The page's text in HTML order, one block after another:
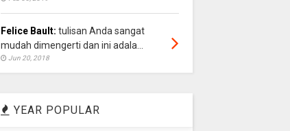
Felice Bault: tulisan Anda sangat
mudah dimengerti dan ini adala...
Jun 20, 2018
YEAR POPULAR